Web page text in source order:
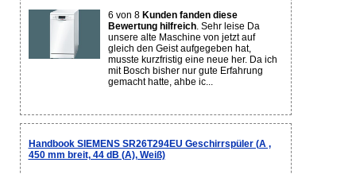
6 von 8 Kunden fanden diese
Bewertung hilfreich. Sehr leise Da
unsere alte Maschine von jetzt auf
gleich den Geist aufgegeben hat,
musste kurzfristig eine neue her. Da ich
mit Bosch bisher nur gute Erfahrung
gemacht hatte, ahbe ic...
Handbook SIEMENS SR26T294EU Geschirrspüler (A ,
450 mm breit, 44 dB (A), Weiß)